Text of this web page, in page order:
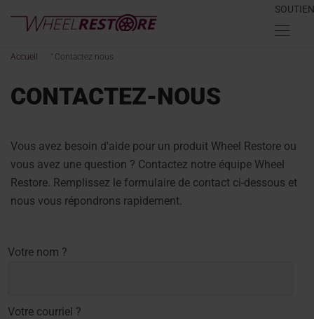
SOUTIEN
Accueil " Contactez nous
CONTACTEZ-NOUS
Vous avez besoin d'aide pour un produit Wheel Restore ou
vous avez une question ? Contactez notre équipe Wheel
Restore. Remplissez le formulaire de contact ci-dessous et
nous vous répondrons rapidement.
Votre nom ?
Votre courriel ?